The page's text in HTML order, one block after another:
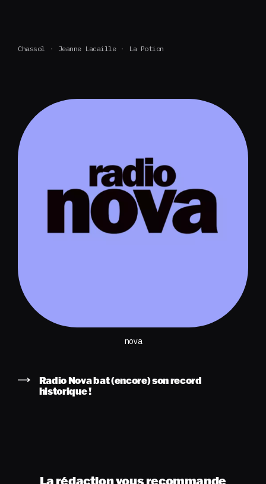
Chassol Jeanne Lacaille La Potion
nova
Radio Nova bat (encore) son record
historique !
La rédaction vous recommande